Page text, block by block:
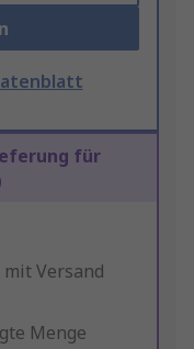
für
Versand
Menge